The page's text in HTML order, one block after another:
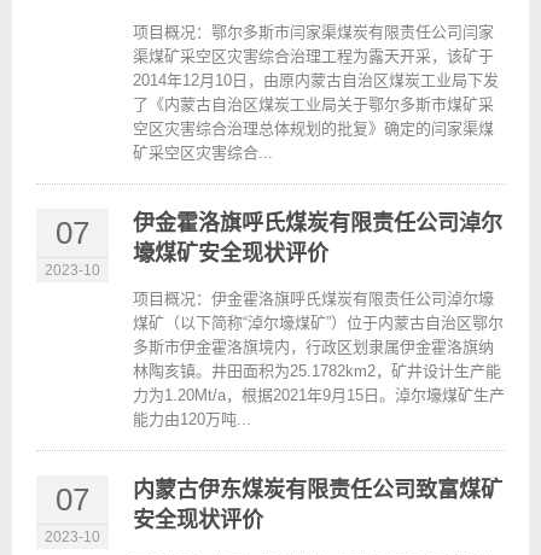
项目概况：鄂尔多斯市闫家渠煤炭有限责任公司闫家
渠煤矿采空区灾害综合治理工程为露天开采，该矿于
2014年12月10日，由原内蒙古自治区煤炭工业局下发
了《内蒙古自治区煤炭工业局关于鄂尔多斯市煤矿采
空区灾害综合治理总体规划的批复》确定的闫家渠煤
矿采空区灾害综合...
07
2023-10
伊金霍洛旗呼氏煤炭有限责任公司淖尔
壕煤矿安全现状评价
项目概况：伊金霍洛旗呼氏煤炭有限责任公司淖尔壕
煤矿（以下简称“淖尔壕煤矿”）位于内蒙古自治区鄂尔
多斯市伊金霍洛旗境内，行政区划隶属伊金霍洛旗纳
林陶亥镇。井田面积为25.1782km2，矿井设计生产能
力为1.20Mt/a，根据2021年9月15日。淖尔壕煤矿生产
能力由120万吨...
07
2023-10
内蒙古伊东煤炭有限责任公司致富煤矿
安全现状评价